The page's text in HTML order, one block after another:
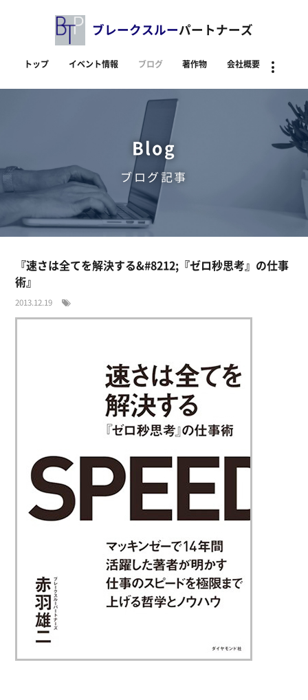
ブレークスルーパートナーズ
トップ イベント情報 ブログ 著作物 会社概要
Blog
ブログ記事
『速さは全てを解決する&#8212;『ゼロ秒思考』の仕事
術』
2013.12.19